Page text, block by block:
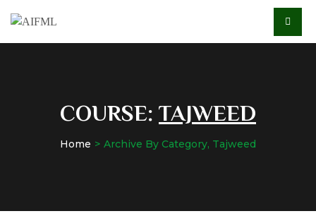
COURSE: TAJWEED
Home Archive By Category, Tajweed